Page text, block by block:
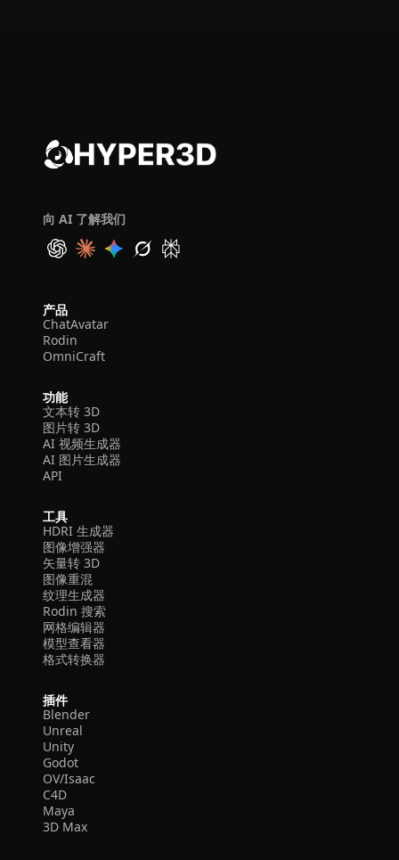
向 AI 了解我们
产品
ChatAvatar
Rodin
OmniCraft
功能
文本转 3D
图片转 3D
AI 视频生成器
AI 图片生成器
API
工具
HDRI 生成器
图像增强器
矢量转 3D
图像重混
纹理生成器
Rodin 搜索
网格编辑器
模型查看器
格式转换器
插件
Blender
Unreal
Unity
Godot
OV/Isaac
C4D
Maya
3D Max